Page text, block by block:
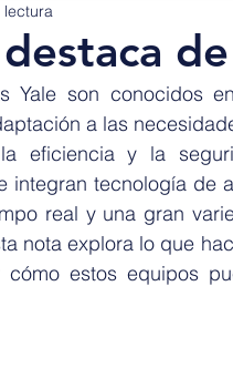
lectura
Yale son conocidos
a las
eficiencia y la
integran tecnología de
real y una gran
nota explora lo que
cómo estos equipos